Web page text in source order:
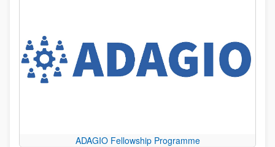
ADAGIO Fellowship Programme